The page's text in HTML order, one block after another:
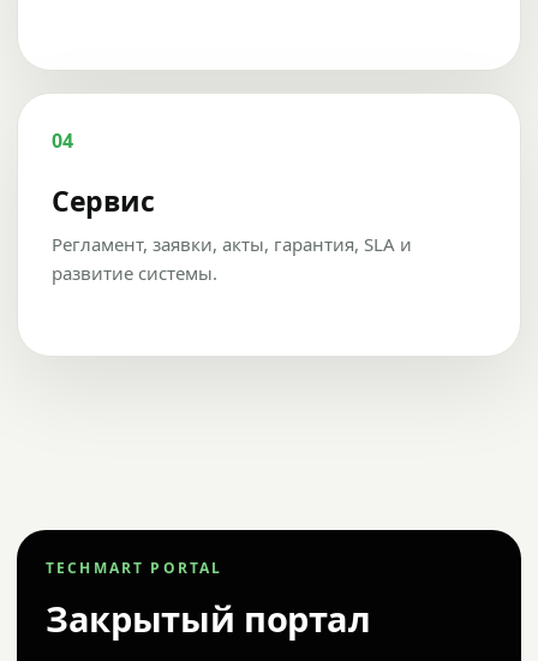
04
Сервис
Регламент, заявки, акты, гарантия, SLA и
развитие системы.
TECHMART PORTAL
Закрытый портал